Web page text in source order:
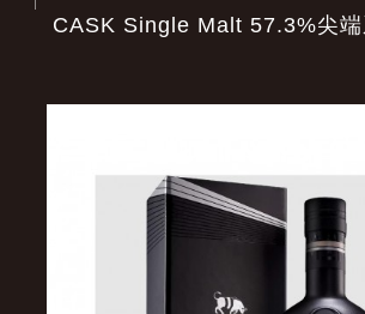
CASK Single Malt 57.3%尖端